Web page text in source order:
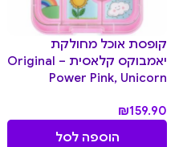
קופסת אוכל מחולקת
יאמבוקס קלאסית Original –
Power Pink, Unicorn
₪159.90
הוספה לסל